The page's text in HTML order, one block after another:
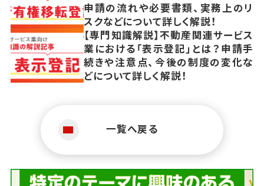
申請の流れや必要書類、実務上のリ
スクなどについて詳しく解説！
【専門知識解説】不動産関連サービス
業における「表示登記」とは？申請手
続きや注意点、今後の制度の変化な
どについて詳しく解説！
一覧へ戻る